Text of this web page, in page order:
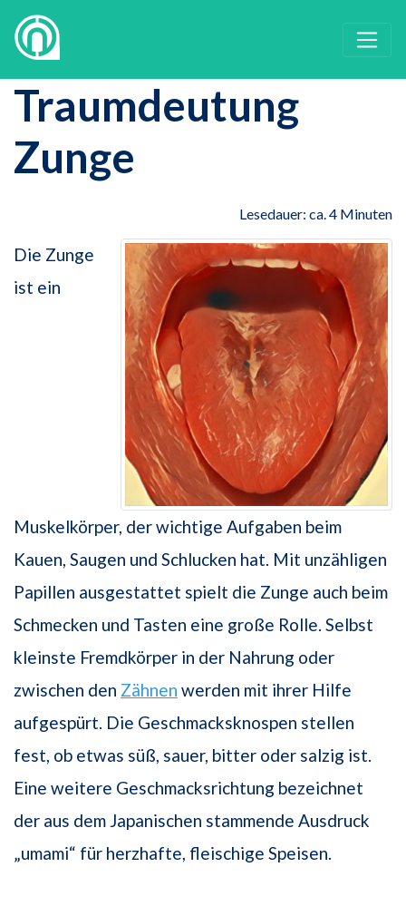
Traumdeutung
Zunge
Lesedauer: ca. 4 Minuten
Die Zunge
ist ein
Muskelkörper, der wichtige Aufgaben beim
Kauen, Saugen und Schlucken hat. Mit unzähligen
Papillen ausgestattet spielt die Zunge auch beim
Schmecken und Tasten eine große Rolle. Selbst
kleinste Fremdkörper in der Nahrung oder
zwischen den Zähnen werden mit ihrer Hilfe
aufgespürt. Die Geschmacksknospen stellen
fest, ob etwas süß, sauer, bitter oder salzig ist.
Eine weitere Geschmacksrichtung bezeichnet
der aus dem Japanischen stammende Ausdruck
„umami“ für herzhafte, fleischige Speisen.